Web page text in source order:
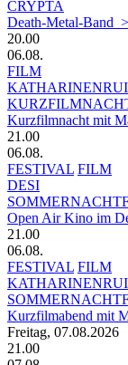
CRYPTA
Death-Metal-Band
20.00
06.08.
FILM
Kurzfilmnacht mit
21.00
06.08.
FESTIVAL FILM
DESI
Open Air Kino im
21.00
06.08.
FESTIVAL FILM
Kurzfilmabend mit
Freitag, 07.08.2026
21.00